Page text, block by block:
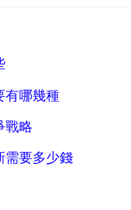
有哪幾種
戰略
需要多少錢